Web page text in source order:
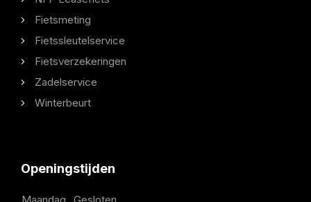
Fietsmeting
Fietssleutelservice
Fietsverzekeringen
Zadelservice
Winterbeurt
Openingstijden